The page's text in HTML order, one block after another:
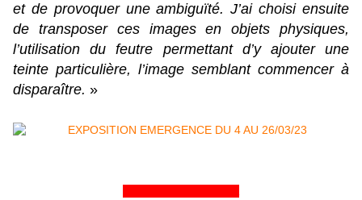
et de provoquer une ambiguïté. J’ai choisi ensuite
de transposer ces images en objets physiques,
l’utilisation du feutre permettant d’y ajouter une
teinte particulière, l’image semblant commencer à
disparaître. »